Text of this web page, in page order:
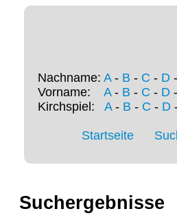
Nachname: A- B - C - D -
Vorname: A- B - C - D -
Kirchspiel: A- B - C - D
Startseite
Suchergebnisse